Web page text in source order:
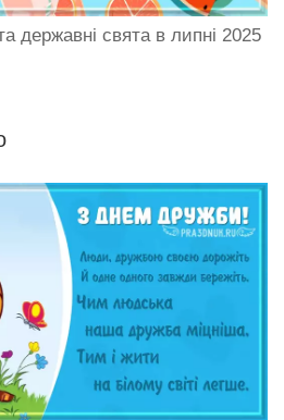
державні свята в липні 2025